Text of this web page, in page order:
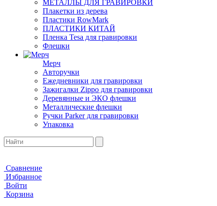
МЕТАЛЛЫ ДЛЯ ГРАВИРОВКИ
Плакетки из дерева
Пластики RowMark
ПЛАСТИКИ КИТАЙ
Пленка Tesa для гравировки
Флешки
Мерч
Авторучки
Ежедневники для гравировки
Зажигалки Zippo для гравировки
Деревянные и ЭКО флешки
Металлические флешки
Ручки Parker для гравировки
Упаковка
Сравнение
Избранное
Войти
Корзина